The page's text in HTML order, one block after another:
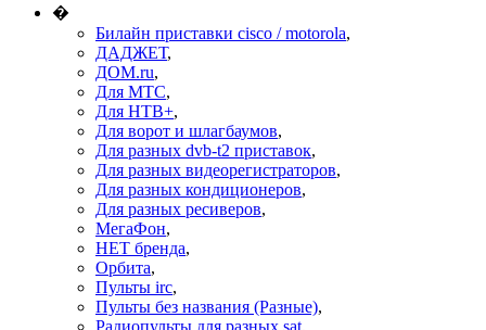
�
Билайн приставки cisco / motorola,
ДАДЖЕТ,
ДОМ.ru,
Для МТС,
Для НТВ+,
Для ворот и шлагбаумов,
Для разных dvb-t2 приставок,
Для разных видеорегистраторов,
Для разных кондиционеров,
Для разных ресиверов,
МегаФон,
НЕТ бренда,
Орбита,
Пульты irc,
Пульты без названия (Разные),
Радиопульты для разных sat,